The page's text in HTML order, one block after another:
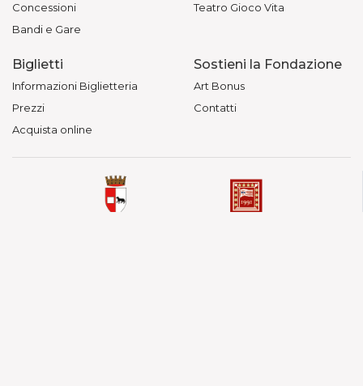
Concessioni
Bandi e Gare
Teatro Gioco Vita
Biglietti
Informazioni Biglietteria
Prezzi
Acquista online
Sostieni la Fondazione
Art Bonus
Contatti